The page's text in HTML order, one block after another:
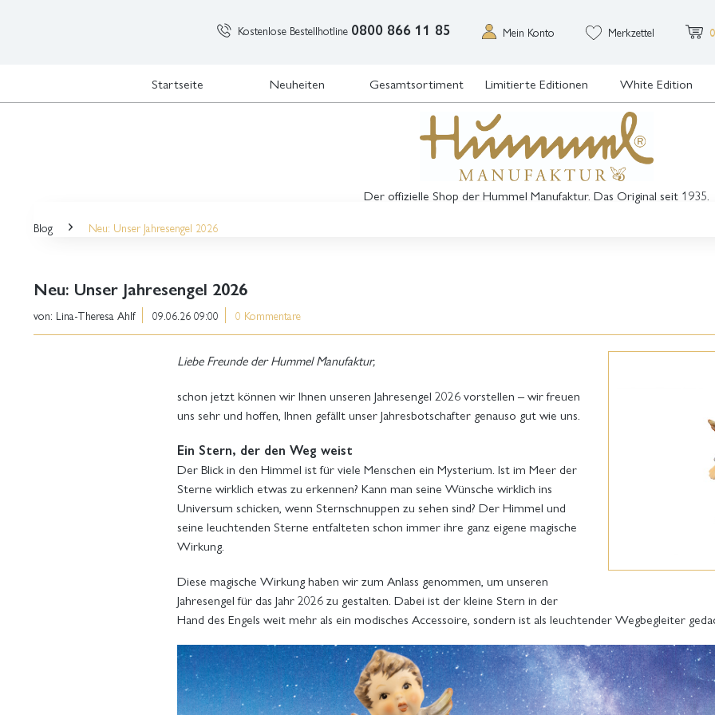
Kostenlose Bestellhotline 0800 866 11 85 Mein Konto Merkzettel
Startseite Neuheiten Gesamtsortiment Limitierte Editionen White Edition
Der offizielle Shop der Hummel Manufaktur. Das Original seit 1935.
Blog Neu: Unser Jahresengel 2026
Neu: Unser Jahresengel 2026
von: Lina-Theresa Ahlf 09.06.26 09:00 0 Kommentare
Liebe Freunde der Hummel Manufaktur,
schon jetzt können wir Ihnen unseren Jahresengel 2026 vorstellen – wir freuen
uns sehr und hoffen, Ihnen gefällt unser Jahresbotschafter genauso gut wie uns.
Ein Stern, der den Weg weist
Der Blick in den Himmel ist für viele Menschen ein Mysterium. Ist im Meer der
Sterne wirklich etwas zu erkennen? Kann man seine Wünsche wirklich ins
Universum schicken, wenn Sternschnuppen zu sehen sind? Der Himmel und
seine leuchtenden Sterne entfalteten schon immer ihre ganz eigene magische
Wirkung.
Diese magische Wirkung haben wir zum Anlass genommen, um unseren
Jahresengel für das Jahr 2026 zu gestalten. Dabei ist der kleine Stern in der
Hand des Engels weit mehr als ein modisches Accessoire, sondern ist als leuchtender Wegbegleiter